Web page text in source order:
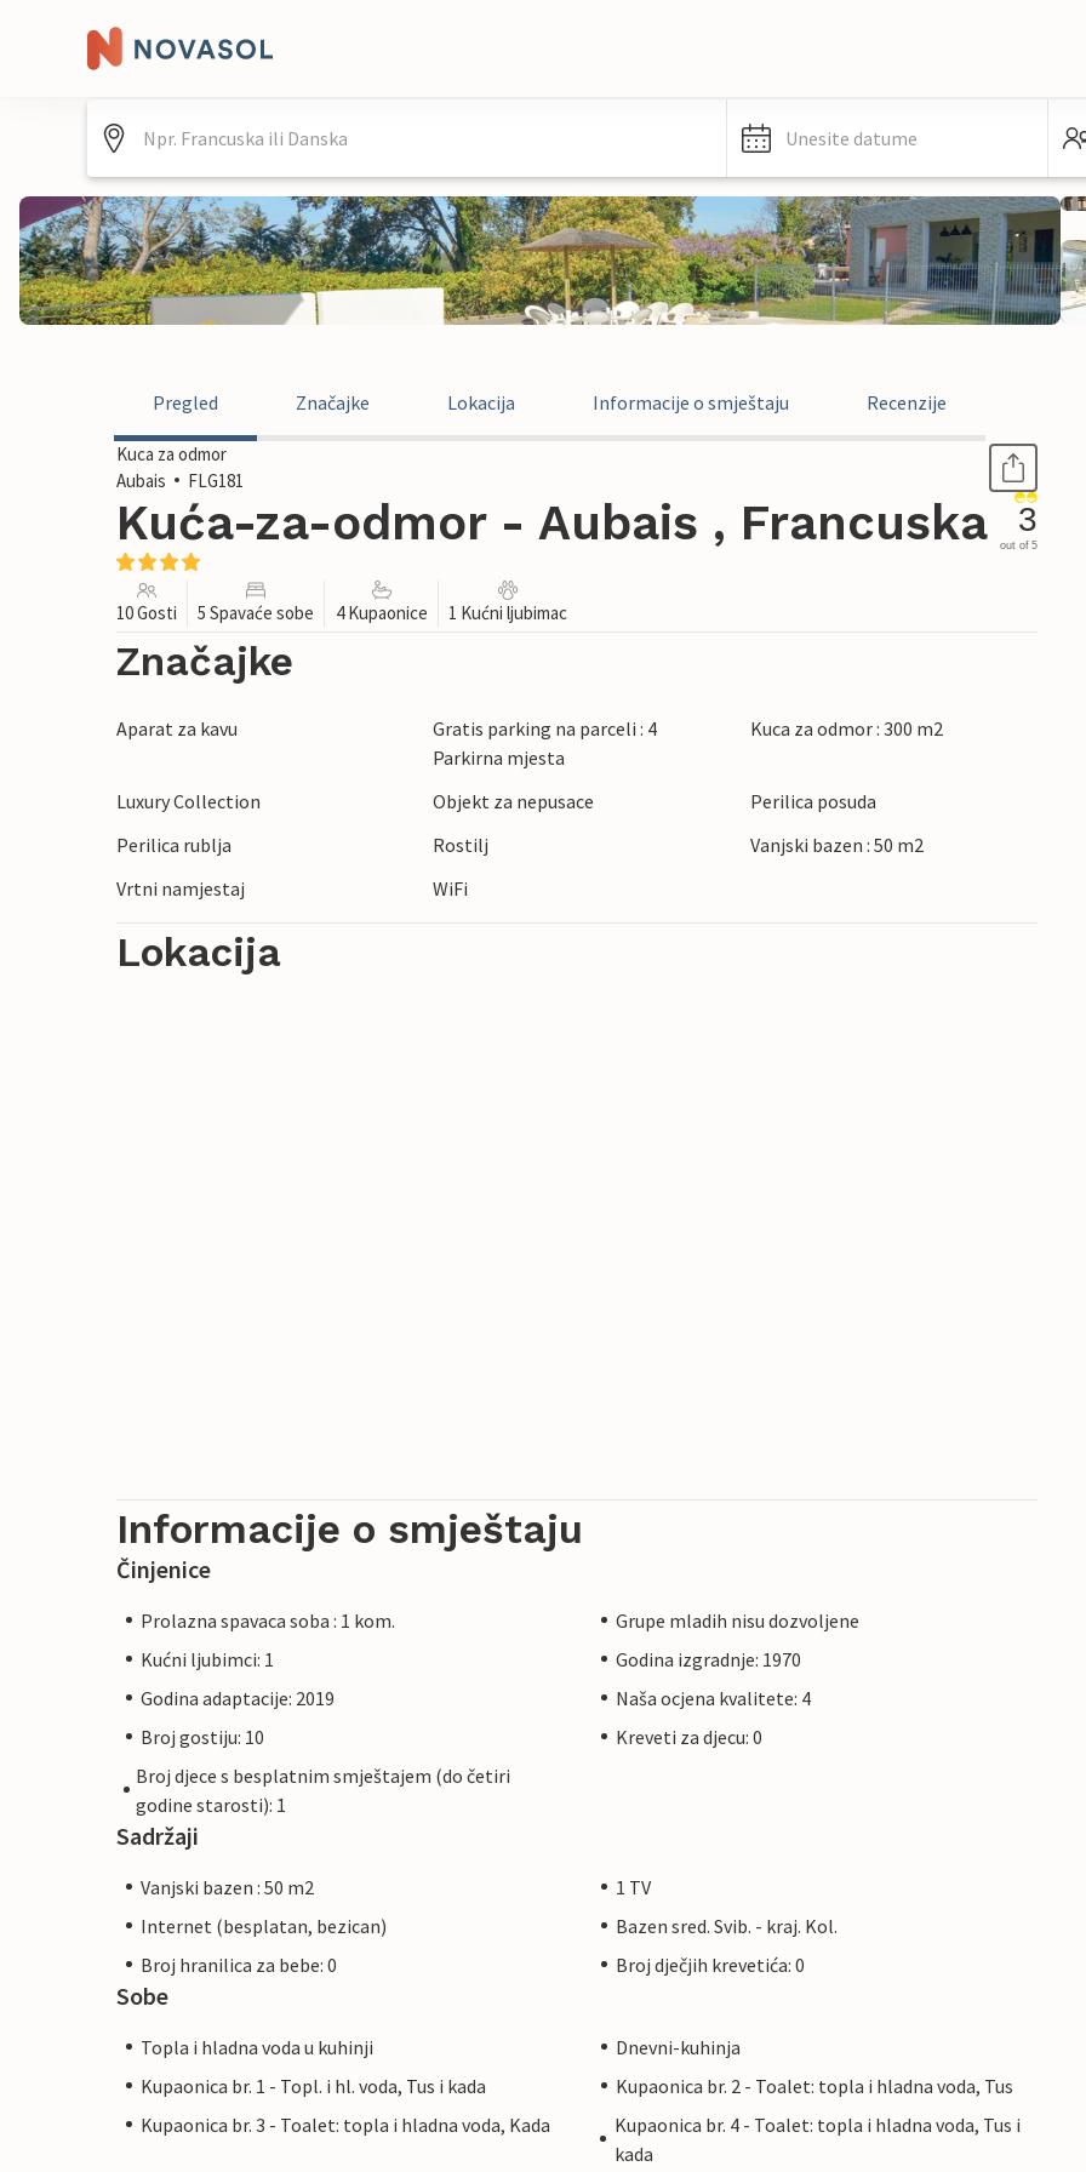
Unesite datume
Pregled Značajke Lokacija Informacije o smještaju Recenzije
Kuca za odmor
Aubais
FLG181
Kuća-za-odmor - Aubais , Francuska 3
out of 5
10 Gosti 5 Spavaće sobe 4 Kupaonice 1 Kućni ljubimac
Značajke
Aparat za kavu
Gratis parking na parceli : 4
Parkirna mjesta
Kuca za odmor : 300 m2
Luxury Collection Objekt za nepusace
Perilica posuda
Perilica rublja
Rostilj
Vanjski bazen : 50 m2
Vrtni namjestaj
WiFi
Lokacija
Informacije o smještaju
Činjenice
Prolazna spavaca soba : 1 kom.
Grupe mladih nisu dozvoljene
Kućni ljubimci: 1
Godina izgradnje: 1970
Godina adaptacije: 2019
Naša ocjena kvalitete: 4
Broj gostiju: 10
Kreveti za djecu: 0
Broj djece s besplatnim smještajem (do četiri
godine starosti): 1
Sadržaji
Vanjski bazen : 50 m2
1 TV
Internet (besplatan, bezican)
Bazen sred. Svib. - kraj. Kol.
Broj hranilica za bebe: 0
Broj dječjih krevetića: 0
Sobe
Topla i hladna voda u kuhinji
Dnevni-kuhinja
Kupaonica br. 1 - Topl. i hl. voda, Tus i kada
Kupaonica br. 2 - Toalet: topla i hladna voda, Tus
Kupaonica br. 3 - Toalet: topla i hladna voda, Kada
Kupaonica br. 4 - Toalet: topla i hladna voda, Tus i
kada